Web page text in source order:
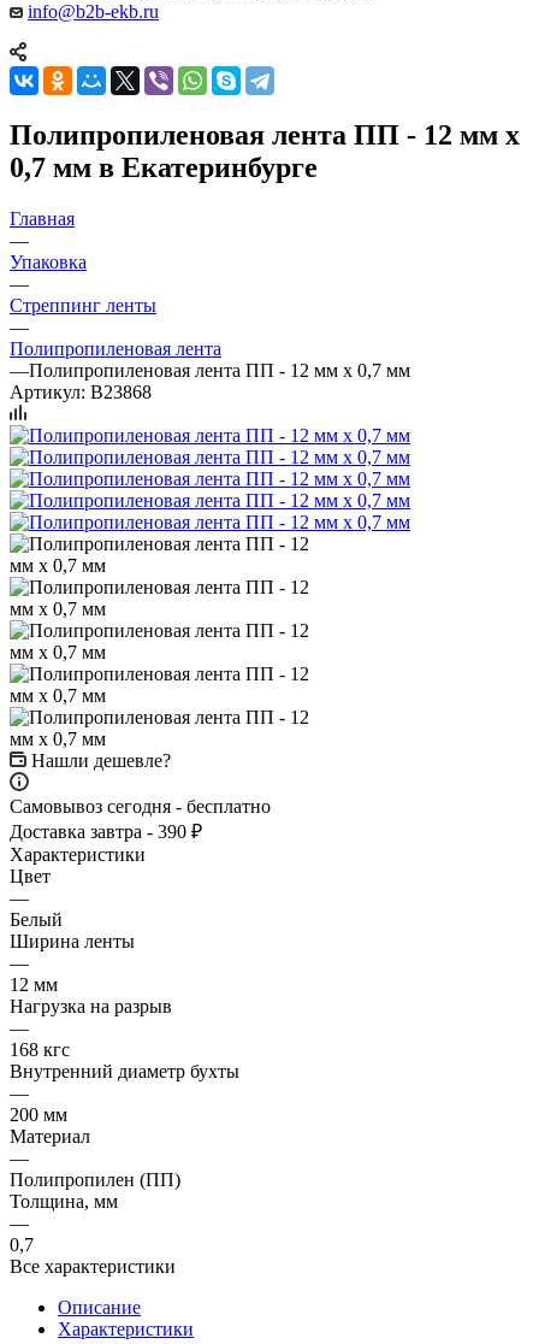
info@b2b-ekb.ru
Полипропиленовая лента ПП - 12 мм x
0,7 мм в Екатеринбурге
Главная
—
Упаковка
—
Стреппинг ленты
—
Полипропиленовая лента
—Полипропиленовая лента ПП - 12 мм x 0,7 мм
Артикул: B23868
Нашли дешевле?
Самовывоз сегодня - бесплатно
Доставка завтра - 390 ₽
Характеристики
Цвет
—
Белый
Ширина ленты
—
12 мм
Нагрузка на разрыв
—
168 кгс
Внутренний диаметр бухты
—
200 мм
Материал
—
Полипропилен (ПП)
Толщина, мм
—
0,7
Все характеристики
Описание
Характеристики